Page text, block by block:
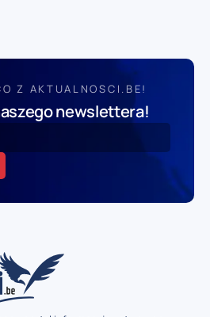
Z AKTUALNOSCI.BE!
newslettera!